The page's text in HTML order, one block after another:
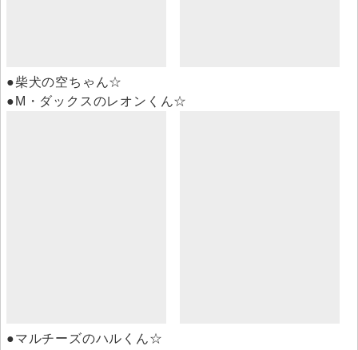
●柴犬の空ちゃん☆
●M・ダックスのレオンくん☆
●マルチーズのハルくん☆